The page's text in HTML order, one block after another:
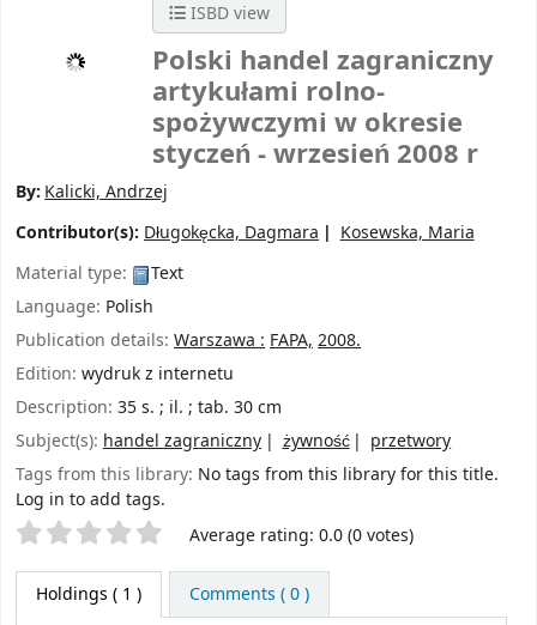
ISBD view
Polski handel zagraniczny
artykułami rolno-
spożywczymi w okresie
styczeń - wrzesień 2008 r
By: Kalicki, Andrzej
Contributor(s): Długokęcka, Dagmara
Kosewska, Maria
Material type:
Text
Language: Polish
Publication details: Warszawa :FAPA,2008.
Edition: wydruk z internetu
Description: 35 s. ; il. ; tab. 30 cm
Subject(s): handel zagraniczny żywność
przetwory
Tags from this library: No tags from this library for this title.
Log in to add tags.
Star ratings Average rating: 0.0 (0 votes)
Holdings ( 1 ) Comments ( 0 )